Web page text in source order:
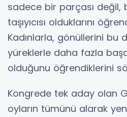
sadece bir parçası değil,
taşıyıcısı olduklarını
Kadınlarla, gönüllerini bu
yüreklerle daha fazla
olduğunu öğrendiklerini
Kongrede tek aday olan
oyların tümünü alarak